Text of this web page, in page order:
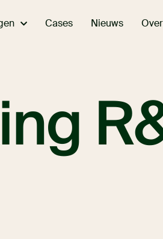
Cases Nieuws